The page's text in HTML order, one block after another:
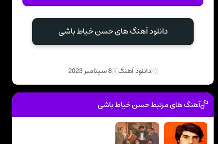
دانلود آهنگ های حسن خیاط باشی
دانلود آهنگ 8 سپتامبر 2023
آهنگ های مرتبط حسن خیاط باشی